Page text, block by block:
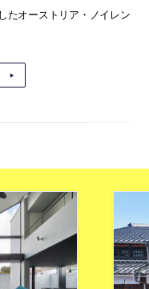
たオーストリア・ノイレン